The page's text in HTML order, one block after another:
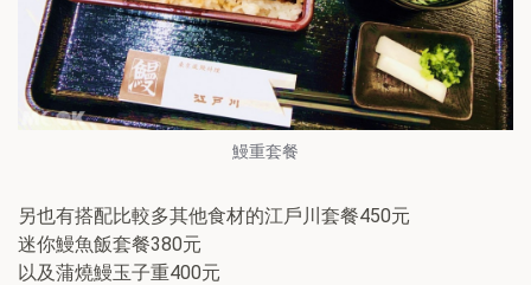
鰻重套餐
另也有搭配比較多其他食材的江戶川套餐450元
迷你鰻魚飯套餐380元
以及蒲燒鰻玉子重400元